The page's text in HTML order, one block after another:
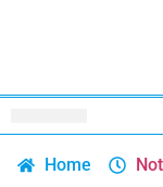
Home